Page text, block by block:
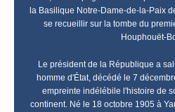
la Basilique Notre-Dame-de-la-Paix
se recueillir sur la tombe du
Houphouët-
Le président de la République a
homme d'État, décédé le 7
empreinte indélébile l'histoire de
continent. Né le 18 octobre 1905 à